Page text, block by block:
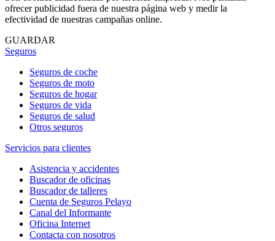
ofrecer publicidad fuera de nuestra página web y medir la
efectividad de nuestras campañas online.
GUARDAR
Seguros
Seguros de coche
Seguros de moto
Seguros de hogar
Seguros de vida
Seguros de salud
Otros seguros
Servicios para clientes
Asistencia y accidentes
Buscador de oficinas
Buscador de talleres
Cuenta de Seguros Pelayo
Canal del Informante
Oficina Internet
Contacta con nosotros